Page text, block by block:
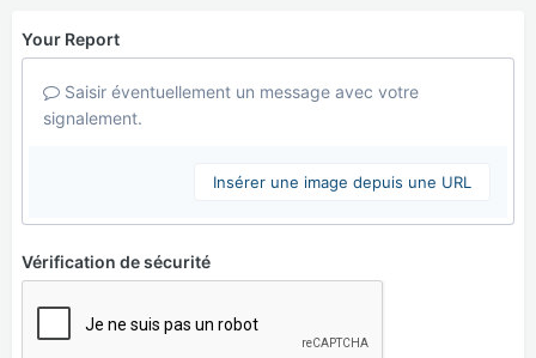
Your Report
Saisir éventuellement un message avec votre
signalement.
Insérer une image depuis une URL
Vérification de sécurité